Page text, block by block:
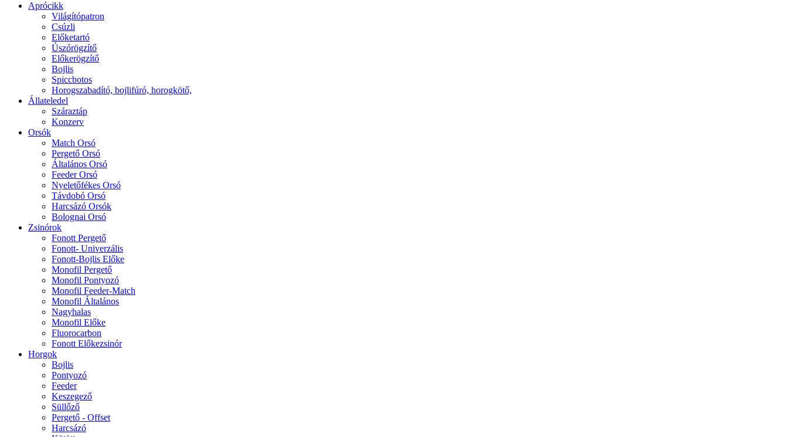
Aprócikk
Világítópatron
Csúzli
Előketartó
Úszórögzítő
Előkerögzítő
Bojlis
Spiccbotos
Horogszabadító, bojlifúró, horogkötő,
Állateledel
Száraztáp
Konzerv
Orsók
Match Orsó
Pergető Orsó
Általános Orsó
Feeder Orsó
Nyeletőfékes Orsó
Távdobó Orsó
Harcsázó Orsók
Bolognai Orsó
Zsinórok
Fonott Pergető
Fonott- Univerzális
Fonott-Bojlis Előke
Monofil Pergető
Monofil Pontyozó
Monofil Feeder-Match
Monofil Általános
Nagyhalas
Monofil Előke
Fluorocarbon
Fonott Előkezsinór
Horgok
Bojlis
Pontyozó
Feeder
Keszegező
Süllőző
Pergető - Offset
Harcsázó